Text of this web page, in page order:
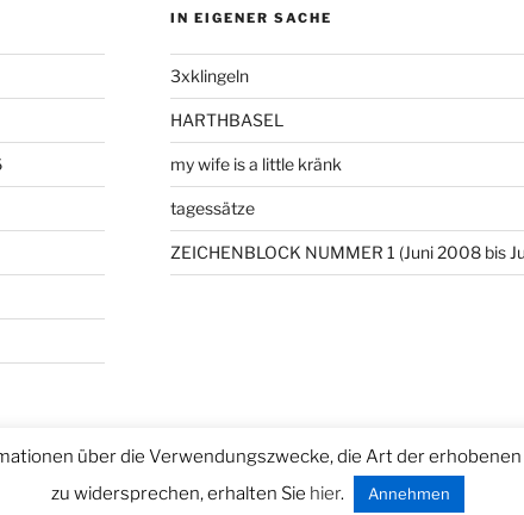
IN EIGENER SACHE
3xklingeln
HARTHBASEL
my wife is a little kränk
tagessätze
ZEICHENBLOCK NUMMER 1 (Juni 2008 bis
über die Verwendungszwecke, die Art der
zu widersprechen, erhalten Sie hier. Annehmen